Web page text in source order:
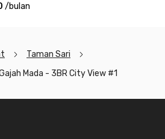
/bulan
Taman Sari
Mada - 3BR City View #1